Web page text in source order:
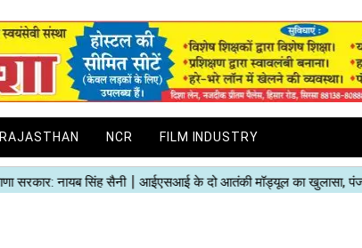
RAJASTHAN NCR FILM INDUSTRY